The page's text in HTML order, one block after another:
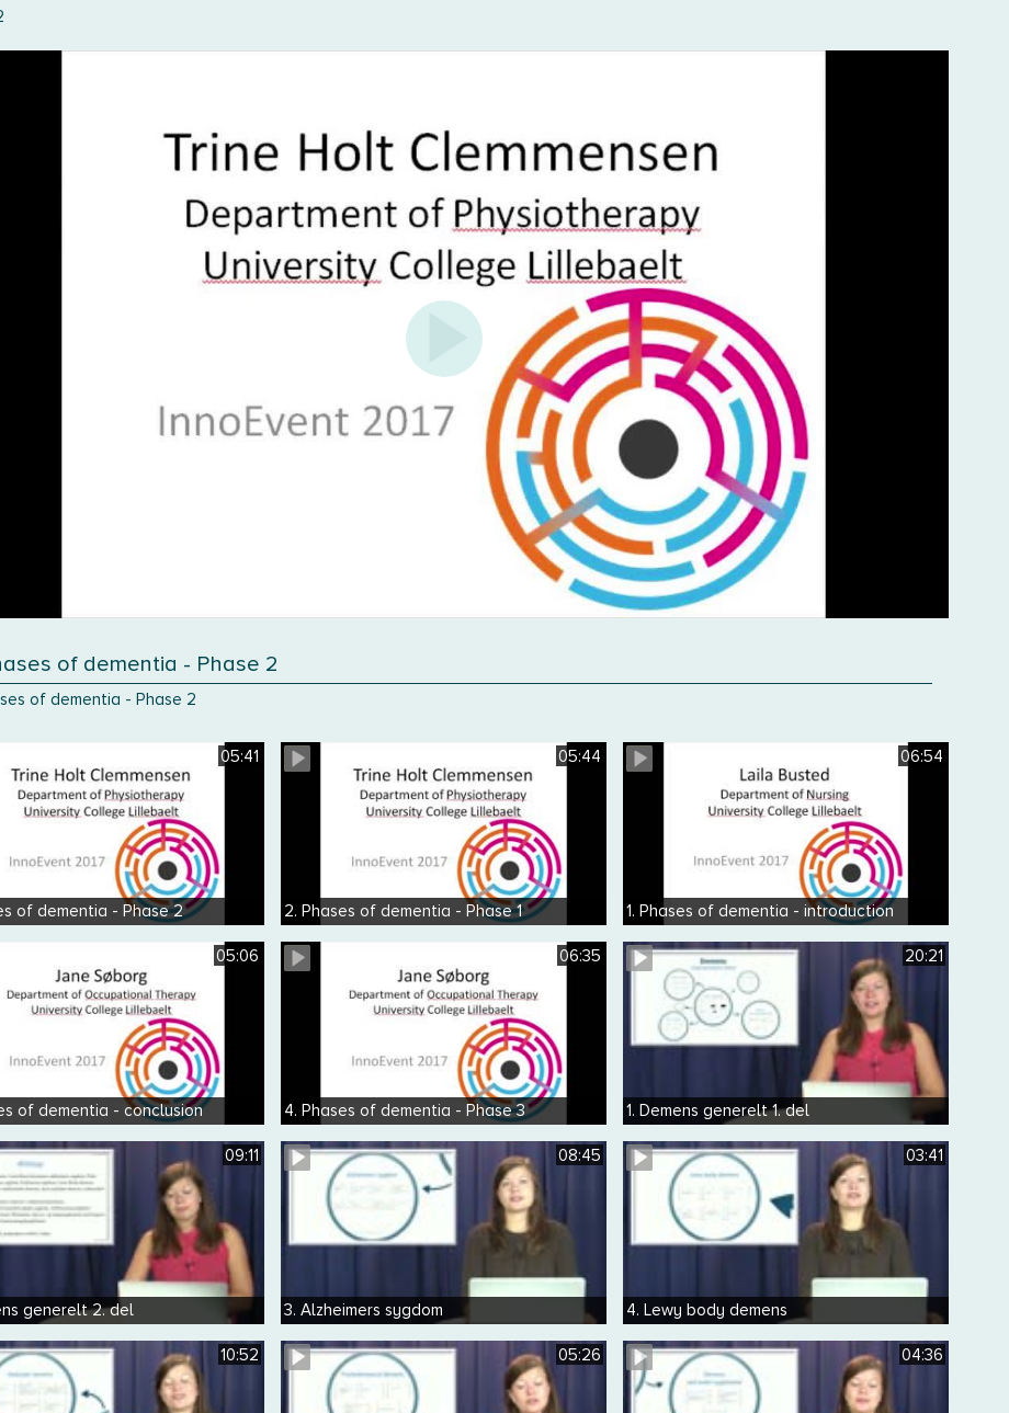
of dementia - Phase 2
of dementia - Phase 2
05:41
of dementia - Phase 2
05:44
2. Phases of dementia - Phase 1
06:54
1. Phases of dementia - introduction
05:06
of dementia - conclusion
06:35
4. Phases of dementia - Phase 3
20:21
1. Demens generelt 1. del
09:11
generelt 2. del
08:45
3. Alzheimers sygdom
03:41
4. Lewy body demens
10:52 05:26 04:36